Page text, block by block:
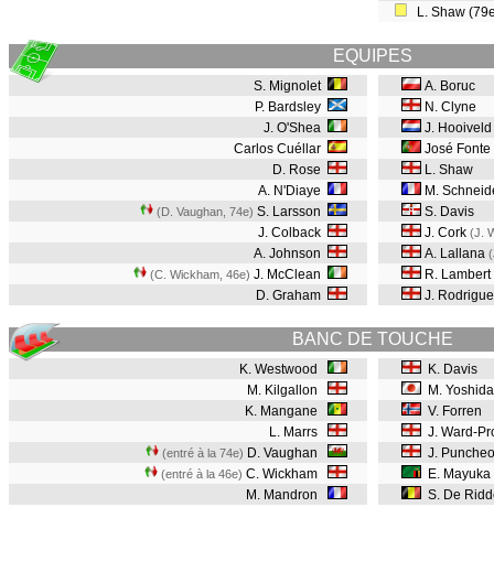
L. Shaw
EQUIPES
S. Mignolet
P. Bardsley
J. O'Shea
Carlos Cuéllar
D. Rose
A. N'Diaye
(D. Vaughan, 74e) S. Larsson
J. Colback
A. Johnson
(C. Wickham, 46e) J. McClean
D. Graham
A. Boruc
N. Clyne
J. Hooiveld
José Fonte
L. Shaw
M.
S. Davis
J. Cork (J.
A. Lallana
R. Lambert
J.
BANC DE TOUCHE
K. Westwood
M. Kilgallon
K. Mangane
L. Marrs
(entré à la 74e) D. Vaughan
(entré à la 46e) C. Wickham
M. Mandron
K. Davis
M. Yoshida
V. Forren
J. Ward-
J.
E. Mayuka
S. De